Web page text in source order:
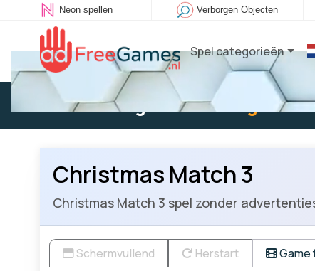
Neon spellen Verborgen Objecten
Spel categorieën
Bestaande gebruiker: Log inom
Christmas Match 3
Christmas Match 3 spel zonder
Schermvullend Herstart